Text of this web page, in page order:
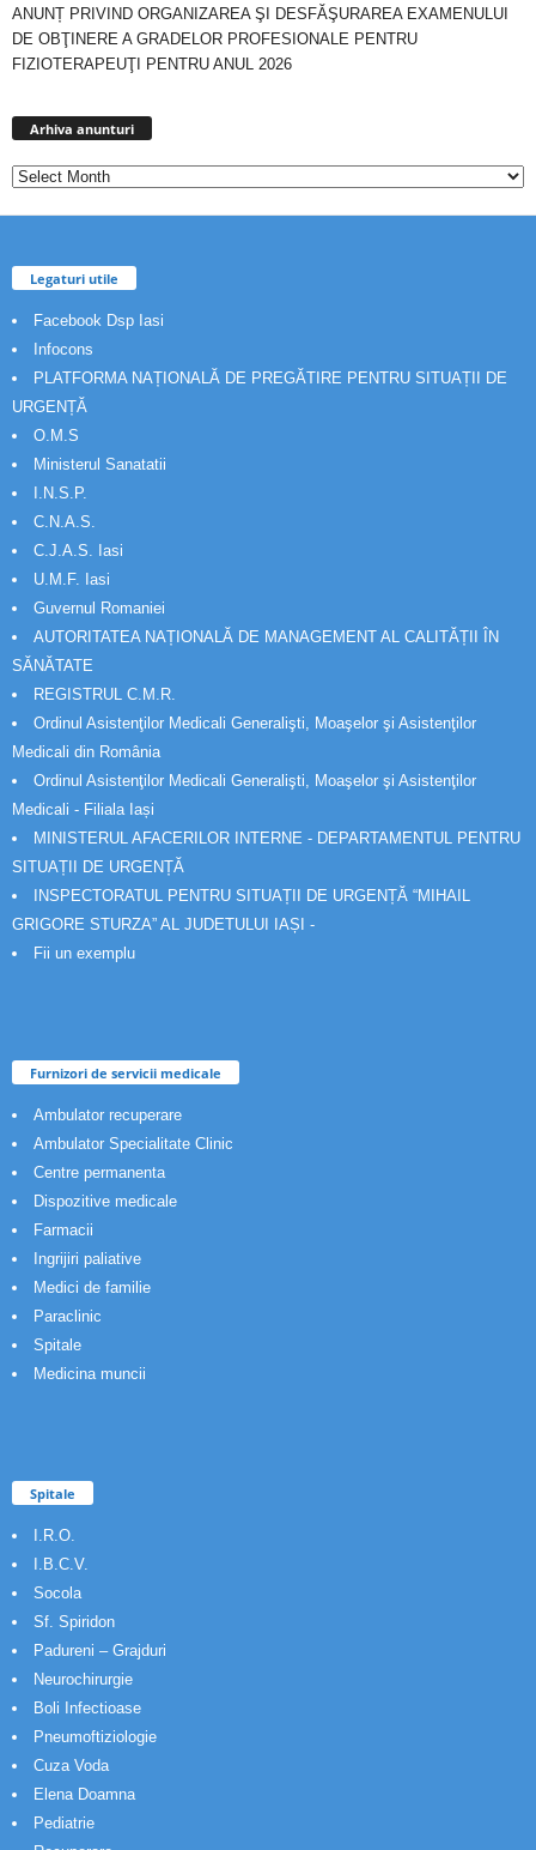
ANUNȚ PRIVIND ORGANIZAREA ŞI DESFĂŞURAREA EXAMENULUI
DE OBŢINERE A GRADELOR PROFESIONALE PENTRU
FIZIOTERAPEUŢI PENTRU ANUL 2026
Arhiva anunturi
Legaturi utile
Facebook Dsp Iasi
Infocons
PLATFORMA NAȚIONALĂ DE PREGĂTIRE PENTRU SITUAȚII DE
URGENȚĂ
O.M.S
Ministerul Sanatatii
I.N.S.P.
C.N.A.S.
C.J.A.S. Iasi
U.M.F. Iasi
Guvernul Romaniei
AUTORITATEA NAȚIONALĂ DE MANAGEMENT AL CALITĂȚII ÎN
SĂNĂTATE
REGISTRUL C.M.R.
Ordinul Asistenţilor Medicali Generalişti, Moaşelor şi Asistenţilor
Medicali din România
Ordinul Asistenţilor Medicali Generalişti, Moaşelor şi Asistenţilor
Medicali - Filiala Iași
MINISTERUL AFACERILOR INTERNE - DEPARTAMENTUL PENTRU
SITUAȚII DE URGENȚĂ
INSPECTORATUL PENTRU SITUAȚII DE URGENȚĂ “MIHAIL
GRIGORE STURZA” AL JUDETULUI IAȘI -
Fii un exemplu
Furnizori de servicii medicale
Ambulator recuperare
Ambulator Specialitate Clinic
Centre permanenta
Dispozitive medicale
Farmacii
Ingrijiri paliative
Medici de familie
Paraclinic
Spitale
Medicina muncii
Spitale
I.R.O.
I.B.C.V.
Socola
Sf. Spiridon
Padureni – Grajduri
Neurochirurgie
Boli Infectioase
Pneumoftiziologie
Cuza Voda
Elena Doamna
Pediatrie